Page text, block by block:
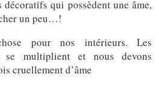
décoratifs qui possèdent une âme,
un peu…!
pour nos intérieurs. Les
se multiplient et nous devons
cruellement d’âme